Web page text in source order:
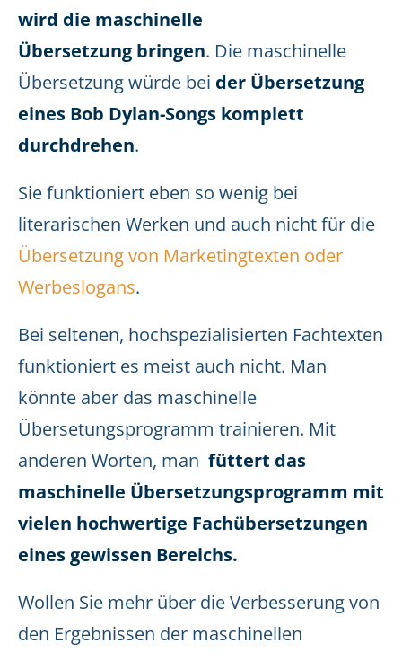
wird die maschinelle
Übersetzung bringen. Die maschinelle
Übersetzung würde bei der Übersetzung
eines Bob Dylan-Songs komplett
durchdrehen.
Sie funktioniert eben so wenig bei
literarischen Werken und auch nicht für die
Übersetzung von Marketingtexten oder
Werbeslogans.
Bei seltenen, hochspezialisierten Fachtexten
funktioniert es meist auch nicht. Man
könnte aber das maschinelle
Übersetungsprogramm trainieren. Mit
anderen Worten, man füttert das
maschinelle Übersetzungsprogramm mit
vielen hochwertige Fachübersetzungen
eines gewissen Bereichs.
Wollen Sie mehr über die Verbesserung von
den Ergebnissen der maschinellen